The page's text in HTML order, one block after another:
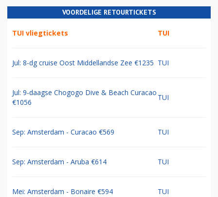
VOORDELIGE RETOURTICKETS
TUI vliegtickets TUI
Jul: 8-dg cruise Oost Middellandse Zee €1235 TUI
Jul: 9-daagse Chogogo Dive & Beach Curacao
€1056
TUI
Sep: Amsterdam - Curacao €569 TUI
Sep: Amsterdam - Aruba €614 TUI
Mei: Amsterdam - Bonaire €594 TUI